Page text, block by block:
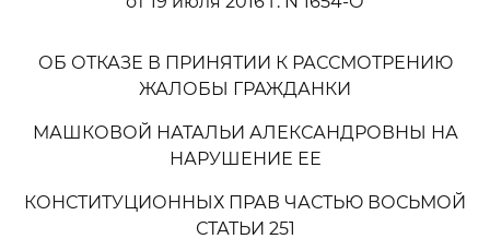
ОБ ОТКАЗЕ В ПРИНЯТИИ К РАССМОТРЕНИЮ
ЖАЛОБЫ ГРАЖДАНКИ
МАШКОВОЙ НАТАЛЬИ АЛЕКСАНДРОВНЫ НА
НАРУШЕНИЕ ЕЕ
КОНСТИТУЦИОННЫХ ПРАВ ЧАСТЬЮ ВОСЬМОЙ
СТАТЬИ 251